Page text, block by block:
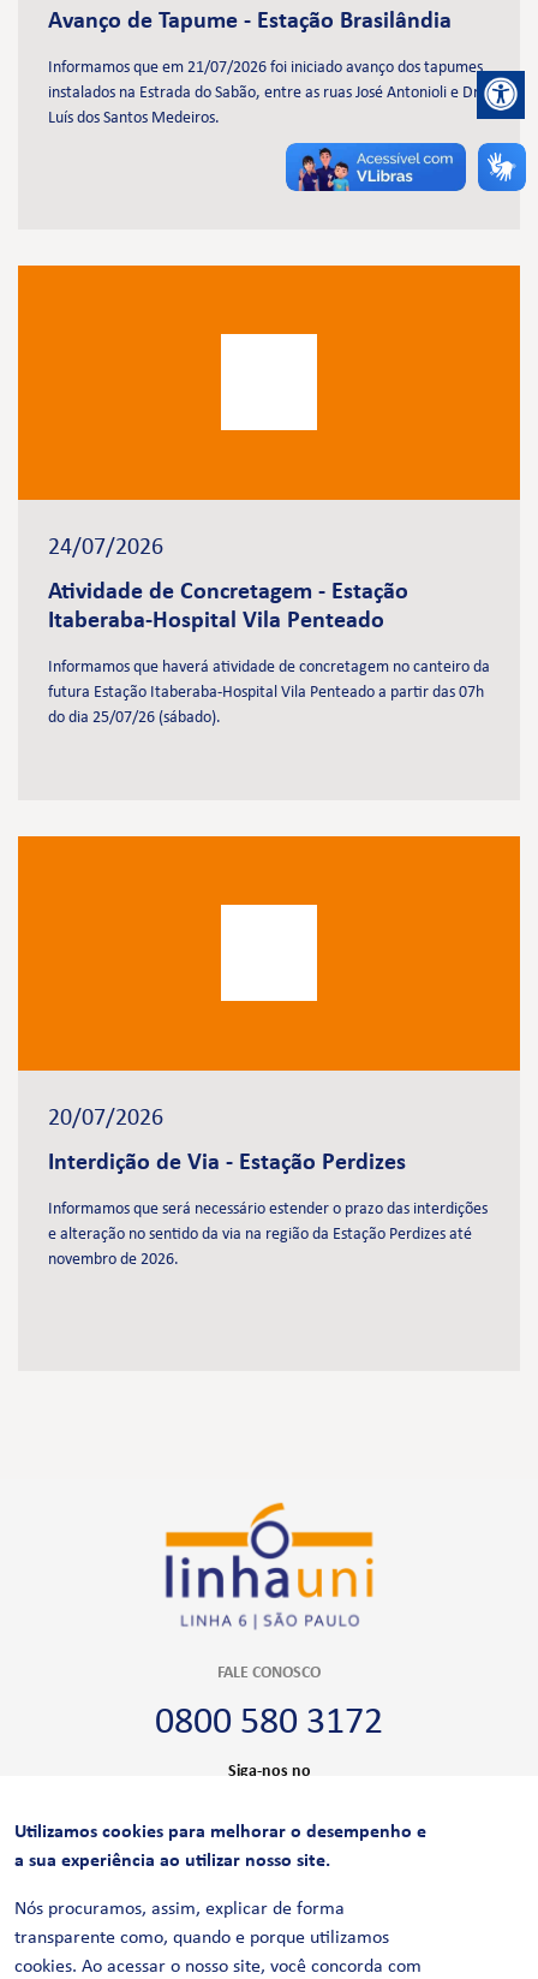
Avanço de Tapume - Estação Brasilândia
Informamos que em 21/07/2026 foi iniciado avanço dos tapumes
instalados na Estrada do Sabão, entre as ruas José Antonioli e Dr.
Luís dos Santos Medeiros.
24/07/2026
Atividade de Concretagem - Estação
Itaberaba-Hospital Vila Penteado
Informamos que haverá atividade de concretagem no canteiro da
futura Estação Itaberaba-Hospital Vila Penteado a partir das 07h
do dia 25/07/26 (sábado).
20/07/2026
Interdição de Via - Estação Perdizes
Informamos que será necessário estender o prazo das interdições
e alteração no sentido da via na região da Estação Perdizes até
novembro de 2026.
FALE CONOSCO
0800 580 3172
Siga-nos no
CERTIFICAÇÕES
Utilizamos cookies para melhorar o desempenho e
a sua experiência ao utilizar nosso site.
Nós procuramos, assim, explicar de forma
transparente como, quando e porque utilizamos
cookies. Ao acessar o nosso site, você concorda com